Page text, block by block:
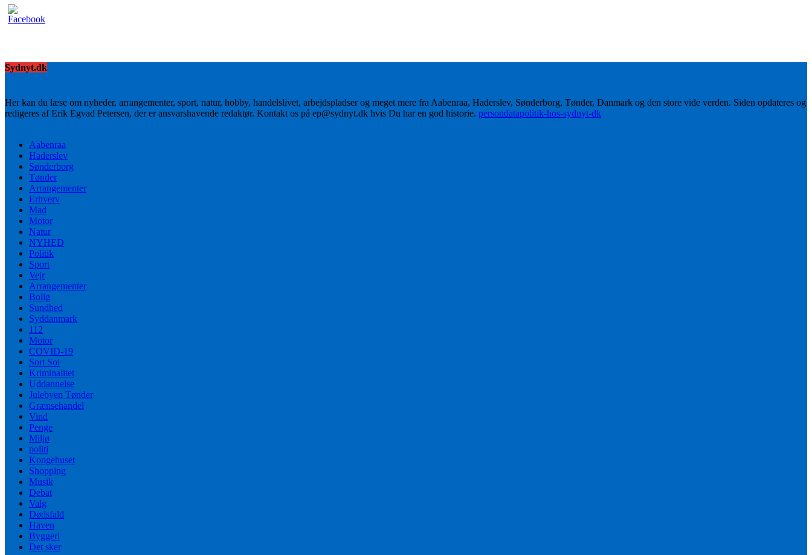
Sydnyt.dk
Her kan du læse om nyheder, arrangementer, sport, natur, hobby, handelslivet, arbejdspladser og meget mere fra Aabenraa, Haderslev, Sønderborg, Tønder, Danmark og den store vide verden. Siden opdateres og
redigeres af Erik Egvad Petersen, der er ansvarshavende redaktør. Kontakt os på ep@sydnyt.dk hvis Du har en god historie. persondatapolitik-hos-sydnyt-dk
Aabenraa
Haderslev
Sønderborg
Tønder
Arrangementer
Erhverv
Mad
Motor
Natur
NYHED
Politik
Sport
Vejr
Arrangementer
Bolig
Sundhed
Syddanmark
112
Motor
COVID-19
Sort Sol
Kriminalitet
Uddannelse
Julebyen Tønder
Grænsehandel
Vind
Penge
Miljø
politi
Kongehuset
Shopping
Musik
Debat
Valg
Dødsfald
Haven
Byggeri
Det sker